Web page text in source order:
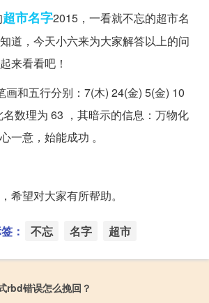
超市名字2015，一看就不忘的超市名
道，今天小六来为大家解答以上的问
来看看吧！
画和五行分别：7(木) 24(金) 5(金) 10
名数理为 63 ，其暗示的信息：万物化
一意，始能成功 。
希望对大家有所帮助。
： 不忘 名字 超市
rbd错误怎么挽回？